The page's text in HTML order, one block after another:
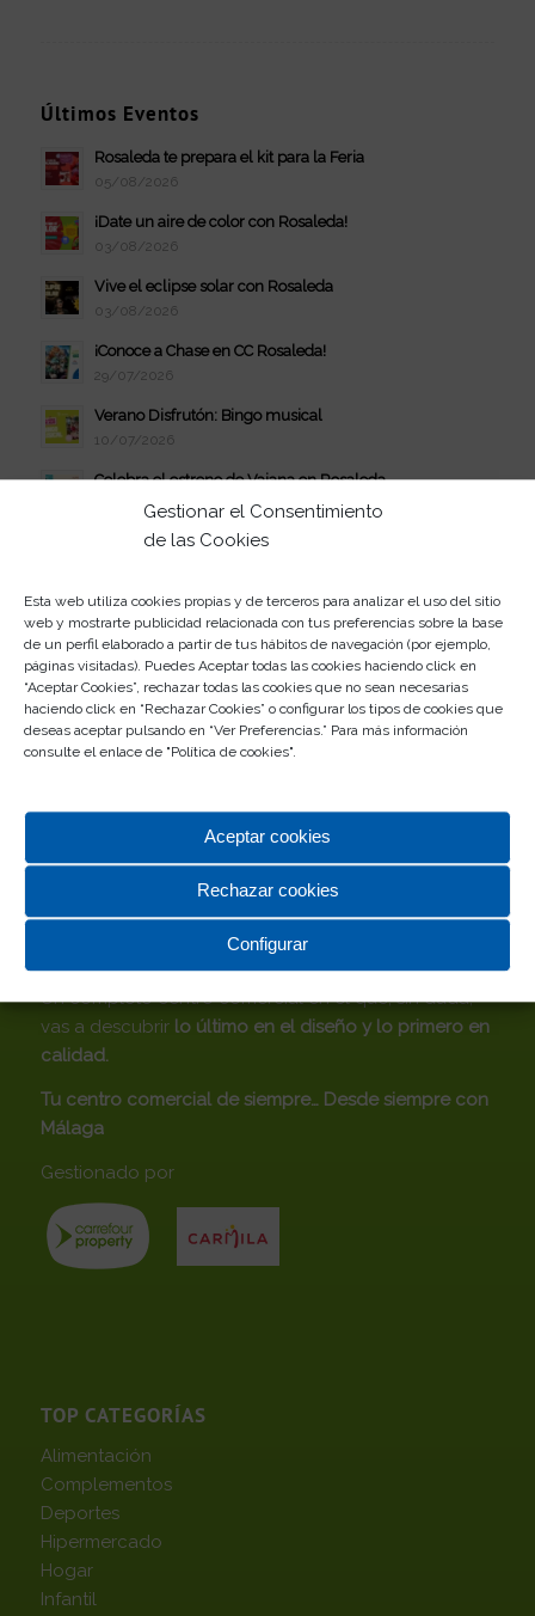
Gestionar el Consentimiento
de las Cookies
Esta web utiliza cookies propias y de terceros para analizar el uso del sitio
web y mostrarte publicidad relacionada con tus preferencias sobre la base
de un perfil elaborado a partir de tus hábitos de navegación (por ejemplo,
páginas visitadas). Puedes Aceptar todas las cookies haciendo click en
“Aceptar Cookies”, rechazar todas las cookies que no sean necesarias
haciendo click en “Rechazar Cookies” o configurar los tipos de cookies que
deseas aceptar pulsando en “Ver Preferencias.” Para más información
consulte el enlace de "Política de cookies".
Aceptar cookies
Rechazar cookies
Configurar
Últimos Eventos
Rosaleda te prepara el kit para la Feria
05/08/2026
¡Date un aire de color con Rosaleda!
03/08/2026
Vive el eclipse solar con Rosaleda
03/08/2026
¡Conoce a Chase en CC Rosaleda!
29/07/2026
Verano Disfrutón: Bingo musical
10/07/2026
Celebra el estreno de Vaiana en Rosaleda
08/07/2026
Verano Disfrutón: jueves de juerga
Participa en el II Concurso de Abanicos
03/07/2026
Este verano, la juerga se vive en Rosaleda
01/07/2026
Participa en el Escape Room de Rosaleda
CENTRO COMERCIAL ROSALEDA
Un completo centro comercial en el que, sin duda,
vas a descubrir lo último en el diseño y lo primero en
calidad.
Tu centro comercial de siempre… Desde siempre con
Málaga
Gestionado por
TOP CATEGORÍAS
Alimentación
Complementos
Deportes
Hipermercado
Hogar
Infantil